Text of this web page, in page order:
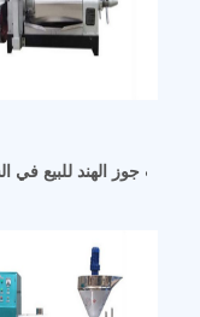
آلة
زيت جوز الهند للبيع في